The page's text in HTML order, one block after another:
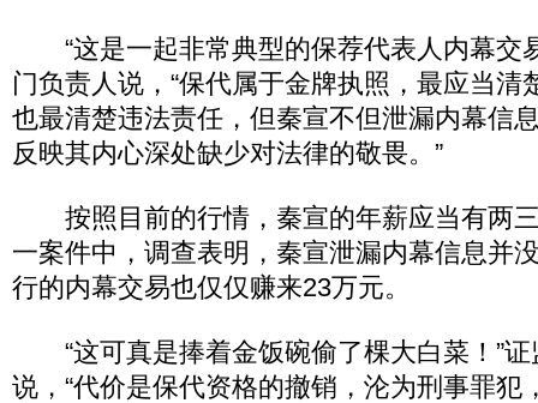
“这是一起非常典型的保荐代表人内幕交
门负责人说，“保代属于金牌执照，最应当清
也最清楚违法责任，但秦宣不但泄漏内幕信
反映其内心深处缺少对法律的敬畏。”
按照目前的行情，秦宣的年薪应当有两
一案件中，调查表明，秦宣泄漏内幕信息并
行的内幕交易也仅仅赚来23万元。
“这可真是捧着金饭碗偷了棵大白菜！”证
说，“代价是保代资格的撤销，沦为刑事罪犯